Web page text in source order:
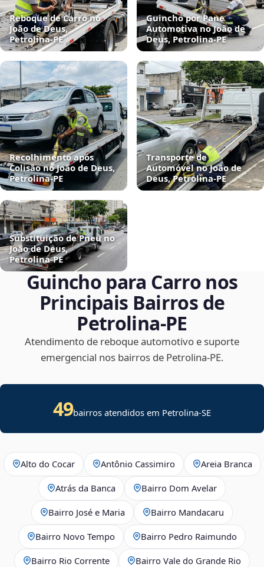
Reboque de Carro no
João de Deus,
Petrolina‑PE
Guincho por Pane
Automotiva no João de
Deus, Petrolina‑PE
Recolhimento após
Colisão no João de Deus,
Petrolina‑PE
Transporte de
Automóvel no João de
Deus, Petrolina‑PE
Substituição de Pneu no
João de Deus,
Petrolina‑PE
Guincho para Carro nos
Principais Bairros de
Petrolina‑PE
Atendimento de reboque automotivo e suporte
emergencial nos bairros de Petrolina‑PE.
49bairros atendidos em Petrolina-SE
Alto do Cocar Antônio Cassimiro Areia Branca
Atrás da Banca Bairro Dom Avelar
Bairro José e Maria Bairro Mandacaru
Bairro Novo Tempo Bairro Pedro Raimundo
Bairro Rio Corrente Bairro Vale do Grande Rio